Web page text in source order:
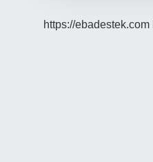
https://ebadestek.com